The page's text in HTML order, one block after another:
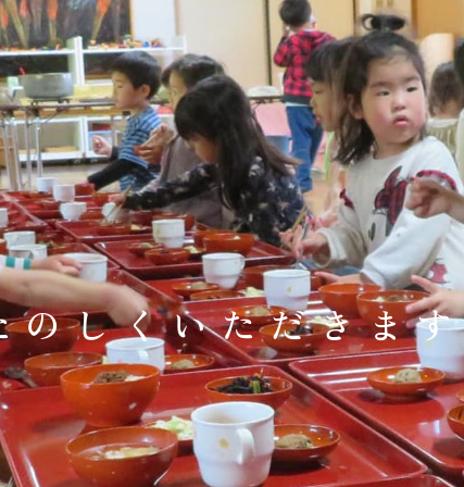
のしくいただきます